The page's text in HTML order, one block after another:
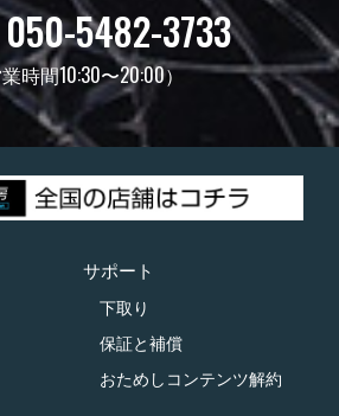
5482-3733
時間10:30〜20:00）
サポート
下取り
保証と補償
おためしコンテンツ解約